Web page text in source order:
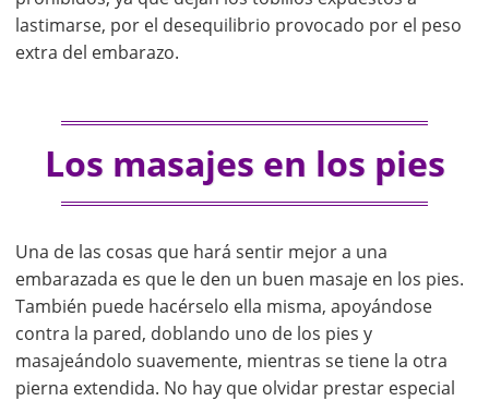
lastimarse, por el desequilibrio provocado por el peso
extra del embarazo.
Los masajes en los pies
Una de las cosas que hará sentir mejor a una
embarazada es que le den un buen masaje en los pies.
También puede hacérselo ella misma, apoyándose
contra la pared, doblando uno de los pies y
masajeándolo suavemente, mientras se tiene la otra
pierna extendida. No hay que olvidar prestar especial